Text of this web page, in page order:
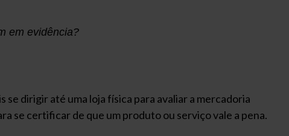
em evidência?
dirigir até uma loja física para avaliar a mercadoria
se certificar de que um produto ou serviço vale a pena.